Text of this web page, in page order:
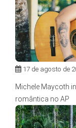
17 de agosto de
Michele Maycoth
romântica no AP